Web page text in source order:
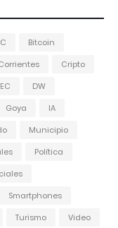
Bitcoin
Cripto
DW
Goya
IA
Municipio
Política
Smartphones
Turismo
Video